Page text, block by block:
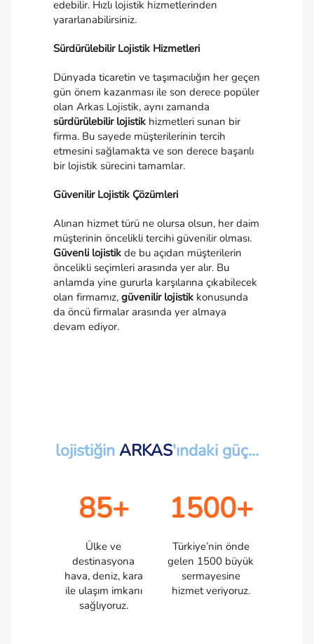
edebilir. Hızlı lojistik hizmetlerinden
yararlanabilirsiniz.
Sürdürülebilir Lojistik Hizmetleri
Dünyada ticaretin ve taşımacılığın her geçen
gün önem kazanması ile son derece popüler
olan Arkas Lojistik, aynı zamanda
sürdürülebilir lojistik hizmetleri sunan bir
firma. Bu sayede müşterilerinin tercih
etmesini sağlamakta ve son derece başarılı
bir lojistik sürecini tamamlar.
Güvenilir Lojistik Çözümleri
Alınan hizmet türü ne olursa olsun, her daim
müşterinin öncelikli tercihi güvenilir olması.
Güvenli lojistik de bu açıdan müşterilerin
öncelikli seçimleri arasında yer alır. Bu
anlamda yine gururla karşılarına çıkabilecek
olan firmamız, güvenilir lojistik konusunda
da öncü firmalar arasında yer almaya
devam ediyor.
lojistiğin ARKAS'ındaki güç...
85+
Ülke ve
destinasyona
hava, deniz, kara
ile ulaşım imkanı
sağlıyoruz.
1500+
Türkiye’nin önde
gelen 1500 büyük
sermayesine
hizmet veriyoruz.